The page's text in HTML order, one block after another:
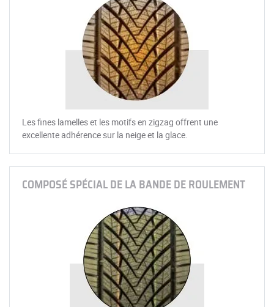
Les fines lamelles et les motifs en zigzag offrent une
excellente adhérence sur la neige et la glace.
COMPOSÉ SPÉCIAL DE LA BANDE DE ROULEMENT